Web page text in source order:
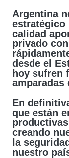
Argentina
estratégico
calidad
privado
desde el
hoy sufren
amparadas
En
que están
creando
la
nuestro